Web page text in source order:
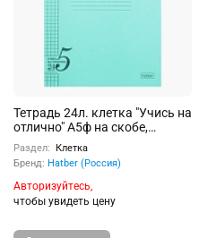
Тетрадь 24л. клетка "Учись на
отлично" А5ф на скобе,
зеленая
Раздел:
Клетка
Бренд: Hatber (Россия)
Авторизуйтесь,
чтобы увидеть цену